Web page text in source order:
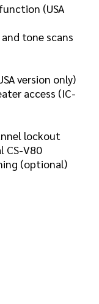
(USA
tone scans
version only)
access (IC-
lockout
CS-V80
(optional)